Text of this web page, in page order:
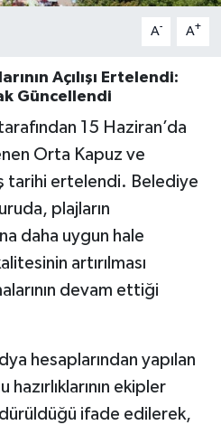
A- A+
Açılışı Ertelendi:
Güncellendi
15 Haziran’da
Orta Kapuz ve
tarihi ertelendi. Belediye
plajların
daha uygun hale
artırılması
devam ettiği
hesaplarından yapılan
ekipler
ifade edilerek,